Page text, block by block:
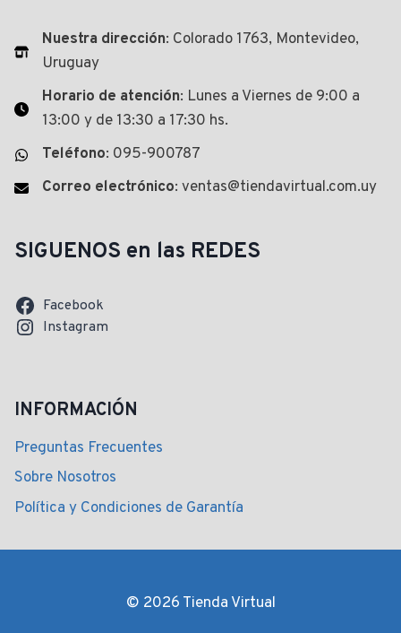
Nuestra dirección: Colorado 1763, Montevideo,
Uruguay
Horario de atención: Lunes a Viernes de 9:00 a
13:00 y de 13:30 a 17:30 hs.
Teléfono: 095-900787
Correo electrónico: ventas@tiendavirtual.com.uy
SIGUENOS en las REDES
Facebook
Instagram
INFORMACIÓN
Preguntas Frecuentes
Sobre Nosotros
Política y Condiciones de Garantía
© 2026 Tienda Virtual